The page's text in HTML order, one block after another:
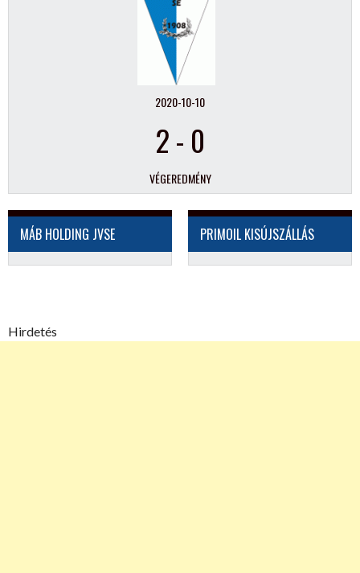
2020-10-10
2- 0
VÉGEREDMÉNY
MÁB HOLDING JVSE PRIMOIL KISÚJSZÁLLÁS
Hirdetés